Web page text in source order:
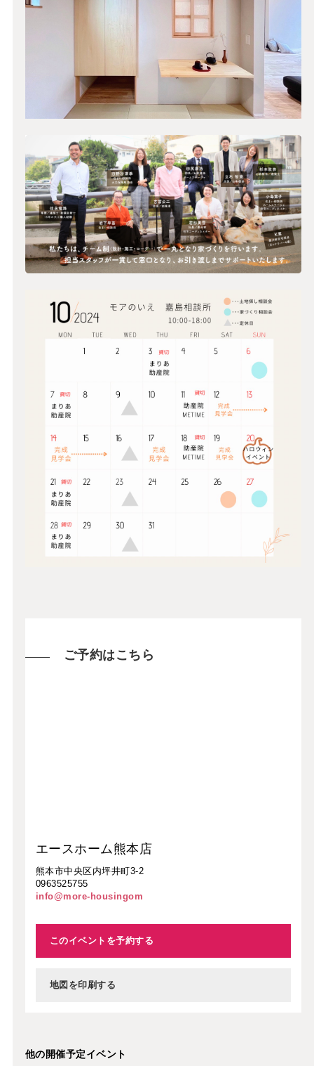
ご予約はこちら
エースホーム熊本店
熊本市中央区内坪井町3-2
0963525755
info@more-housingom
このイベントを予約する
地図を印刷する
他の開催予定イベント